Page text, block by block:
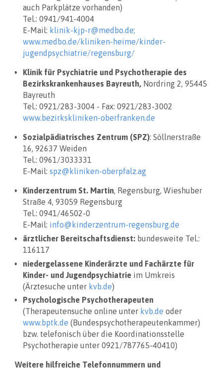
auch Parkplätze vorhanden)
Tel.: 0941/941-4004
E-Mail: klinik-kjp-r@medbo.de;
www.medbo.de/kliniken-heime/kinder-
jugendpsychiatrie/regensburg/
Klinik für Psychiatrie und Psychotherapie des
Bezirkskrankenhauses Bayreuth, Nordring 2, 95445
Bayreuth
Tel.: 0921/283-3004 - Fax: 0921/283-3002
www.bezirkskliniken-oberfranken.de
Sozialpädiatrisches Zentrum (SPZ): Söllnerstraße
16, 92637 Weiden
Tel.: 0961/3033331
E-Mail: spz@kliniken-oberpfalz.ag
Kinderzentrum St. Martin, Regensburg, Wieshuber
Straße 4, 93059 Regensburg
Tel.: 0941/46502-0
E-Mail: info@kinderzentrum-regensburg.de
ärztlicher Bereitschaftsdienst: bundesweite Tel.:
116117
niedergelassene Kinderärzte und Fachärzte für
Kinder- und Jugendpsychiatrie im Umkreis
(Ärztesuche unter kvb.de)
Psychologische Psychotherapeuten
(Therapeutensuche online unter kvb.de oder
www.bptk.de (Bundespsychotherapeutenkammer)
bzw. telefonisch über die Koordinationsstelle
Psychotherapie unter 0921/787765-40410)
Weitere hilfreiche Telefonnummern und